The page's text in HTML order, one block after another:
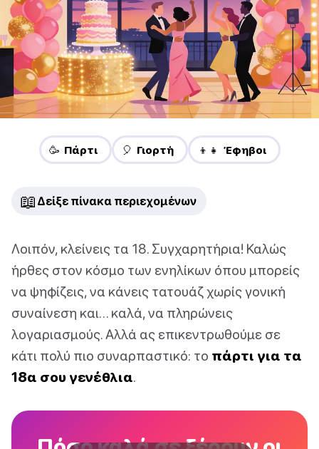
🥳 Πάρτι 🎈 Γιορτή 👦👧 Έφηβοι
📖 Δείξε πίνακα περιεχομένων
Λοιπόν, κλείνεις τα 18. Συγχαρητήρια! Καλώς
ήρθες στον κόσμο των ενηλίκων όπου μπορείς
να ψηφίζεις, να κάνεις τατουάζ χωρίς γονική
συναίνεση και… καλά, να πληρώνεις
λογαριασμούς. Αλλά ας επικεντρωθούμε σε
κάτι πολύ πιο συναρπαστικό: το πάρτι για τα
18α σου γενέθλια.